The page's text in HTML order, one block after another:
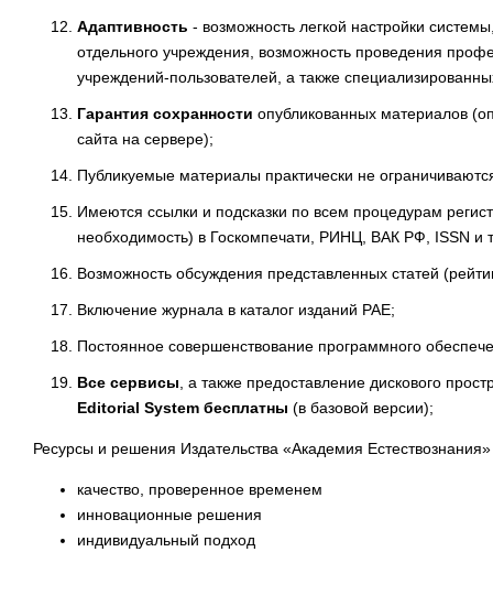
Адаптивность - возможность легкой настройки
отдельного учреждения, возможность проведения
учреждений-пользователей, а также
Гарантия сохранности опубликованных материалов
сайта на сервере);
Публикуемые материалы практически не
Имеются ссылки и подсказки по всем процедурам
необходимость) в Госкомпечати, РИНЦ, ВАК РФ, ISSN и
Возможность обсуждения представленных статей
Включение журнала в каталог изданий РАЕ;
Постоянное совершенствование программного
Все сервисы , а также предоставление дискового
Editorial System бесплатны (в базовой версии);
Ресурсы и решения Издательства «Академия Естествознания»
качество, проверенное временем
инновационные решения
индивидуальный подход